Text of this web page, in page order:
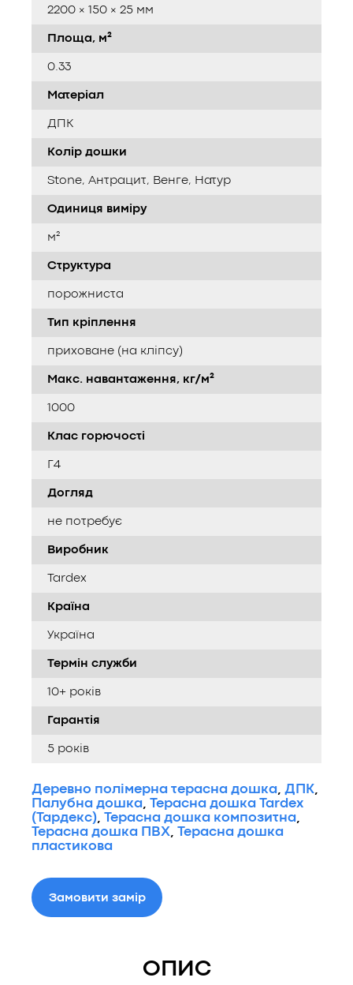
2200 × 150 × 25 мм
Площа, м²
0.33
Матеріал
ДПК
Колір дошки
Stone, Антрацит, Венге, Натур
Одиниця виміру
м²
Структура
порожниста
Тип кріплення
приховане (на кліпсу)
Макс. навантаження, кг/м²
1000
Клас горючості
Г4
Догляд
не потребує
Виробник
Tardex
Країна
Україна
Термін служби
10+ років
Гарантія
5 років
Деревно полімерна терасна дошка ДПК
Палубна дошка
Терасна дошка Tardex
(Тардекс)
Терасна дошка композитна
Терасна дошка ПВХ
Терасна дошка
пластикова
Замовити замір
ОПИС